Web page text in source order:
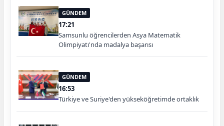
GÜNDEM
17:21
Samsunlu öğrencilerden Asya Matematik
Olimpiyatı'nda madalya başarısı
GÜNDEM
16:53
Türkiye ve Suriye'den yükseköğretimde ortaklık